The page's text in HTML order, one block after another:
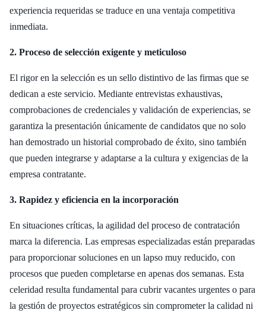
experiencia requeridas se traduce en una ventaja competitiva
inmediata.
2. Proceso de selección exigente y meticuloso
El rigor en la selección es un sello distintivo de las firmas que se
dedican a este servicio. Mediante entrevistas exhaustivas,
comprobaciones de credenciales y validación de experiencias, se
garantiza la presentación únicamente de candidatos que no solo
han demostrado un historial comprobado de éxito, sino también
que pueden integrarse y adaptarse a la cultura y exigencias de la
empresa contratante.
3. Rapidez y eficiencia en la incorporación
En situaciones críticas, la agilidad del proceso de contratación
marca la diferencia. Las empresas especializadas están preparadas
para proporcionar soluciones en un lapso muy reducido, con
procesos que pueden completarse en apenas dos semanas. Esta
celeridad resulta fundamental para cubrir vacantes urgentes o para
la gestión de proyectos estratégicos sin comprometer la calidad ni